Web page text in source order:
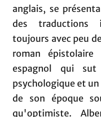
anglais, se
des traductions
toujours avec peu
roman épistolaire
espagnol qui
psychologique et
de son époque
qu'optimiste.